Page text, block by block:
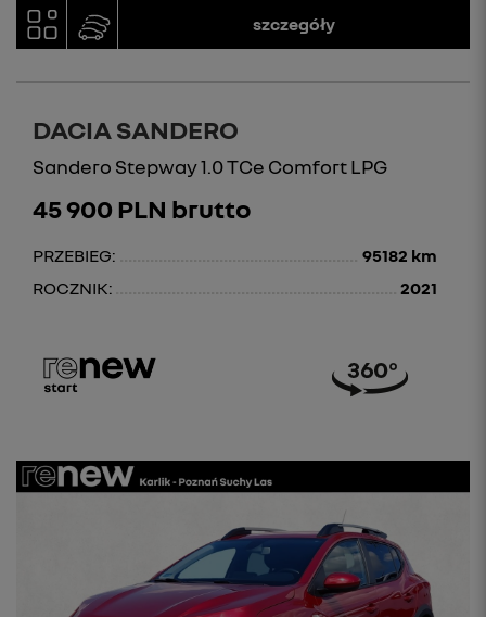
szczegóły
DACIA SANDERO
Sandero Stepway 1.0 TCe Comfort LPG
45 900 PLN brutto
PRZEBIEG:
95182 km
ROCZNIK:
2021